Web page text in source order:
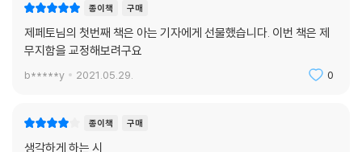
기울기의 위험을 알아주었습니다.
마음이 경사를 따라
술잔에 떨군 설움만이
종이책 구매
제페토님의 첫번째 책은 아는 기자에게 선물했습니다. 이번 책은 제
무지함을 교정해보려구요
b*****y 2021.05.29. 0
종이책 구매
생각하게 하는 시